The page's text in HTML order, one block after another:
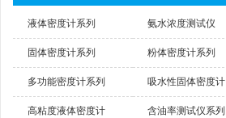
液体密度计系列 氨水浓度测试仪
固体密度计系列 粉体密度计系列
多功能密度计系列 吸水性固体密度计
高粘度液体密度计 含油率测试仪系列